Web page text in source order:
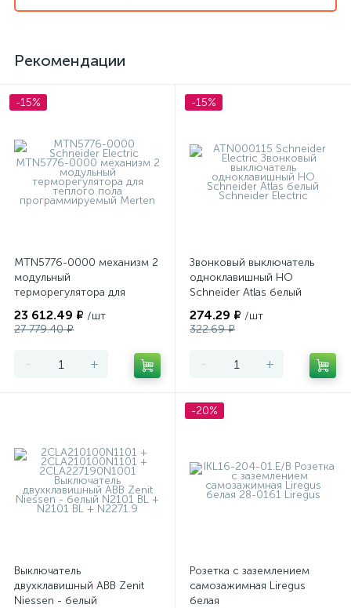
Рекомендации
-15%
MTN5776-0000 механизм 2
модульный
терморегулятора для
программируемый Merten
23 612.49 ₽ /шт
27 779.40 ₽
- +
-15%
Звонковый выключатель
одноклавишный НО
Schneider Atlas белый
274.29 ₽ /шт
322.69 ₽
- +
Выключатель
двухклавишный ABB Zenit
Niessen - белый
-20%
Розетка с заземлением
самозажимная Liregus
белая